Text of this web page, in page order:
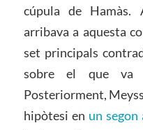
cúpula de Hamàs.
arribava a aquesta
set principals
sobre el que va
Posteriorment,
hipòtesi en un